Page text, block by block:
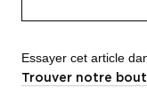
Essayer cet article
Trouver notre